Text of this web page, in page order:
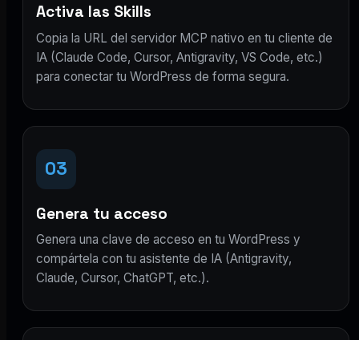
Activa las Skills
Copia la URL del servidor MCP nativo en tu cliente de
IA (Claude Code, Cursor, Antigravity, VS Code, etc.)
para conectar tu WordPress de forma segura.
03
Genera tu acceso
Genera una clave de acceso en tu WordPress y
compártela con tu asistente de IA (Antigravity,
Claude, Cursor, ChatGPT, etc.).